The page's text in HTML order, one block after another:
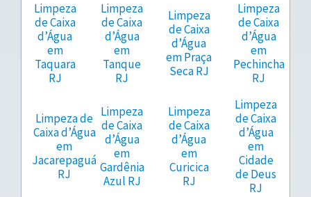
Limpeza
de Caixa
d’Água
em
Taquara
RJ
Limpeza
de Caixa
d’Água
em
Tanque
RJ
Limpeza
de Caixa
d’Água
em Praça
Seca RJ
Limpeza
de Caixa
d’Água
em
Pechincha
RJ
Limpeza de
Caixa d’Água
em
Jacarepaguá
RJ
Limpeza
de Caixa
d’Água
em
Gardênia
Azul RJ
Limpeza
de Caixa
d’Água
em
Curicica
RJ
Limpeza
de Caixa
d’Água
em
Cidade
de Deus
RJ